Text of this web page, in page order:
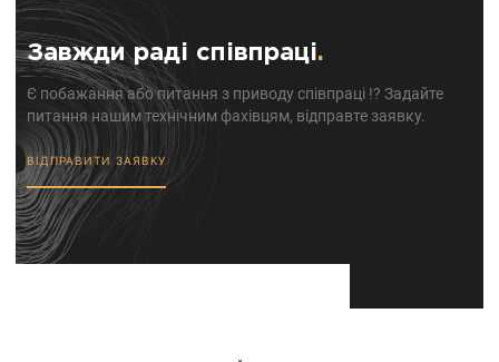
Завжди раді співпраці.
Є побажання або питання з приводу співпраці !? Задайте
питання нашим технічним фахівцям, відправте заявку.
ВІДПРАВИТИ ЗАЯВКУ